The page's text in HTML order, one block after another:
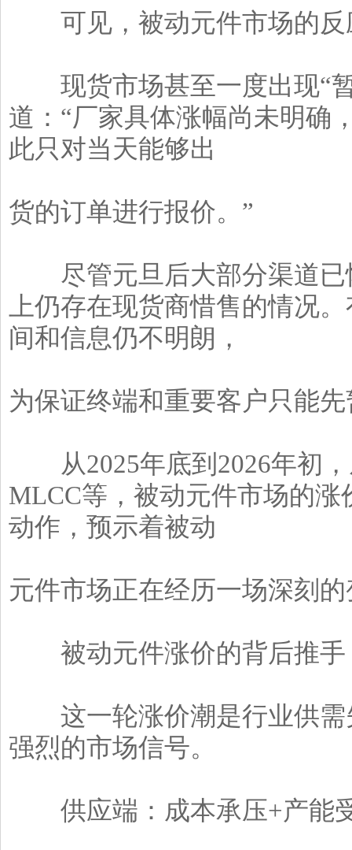
可见，被动元件市场的反
现货市场甚至一度出现“暂
道：“厂家具体涨幅尚未明确
此只对当天能够出
货的订单进行报价。”
尽管元旦后大部分渠道已
上仍存在现货商惜售的情况
间和信息仍不明朗，
为保证终端和重要客户只能
从2025年底到2026年初，
MLCC等，被动元件市场的
动作，预示着被动
元件市场正在经历一场深刻
被动元件涨价的背后推手
这一轮涨价潮是行业供需
强烈的市场信号。
供应端：成本承压+产能